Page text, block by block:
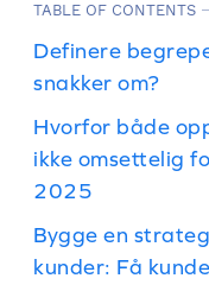
TABLE OF CONTENTS
Definere
snakker om?
Hvorfor både
ikke omsettelig
2025
Bygge en
kunder: Få